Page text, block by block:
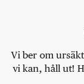
Vi ber om
vi kan, håll ut!